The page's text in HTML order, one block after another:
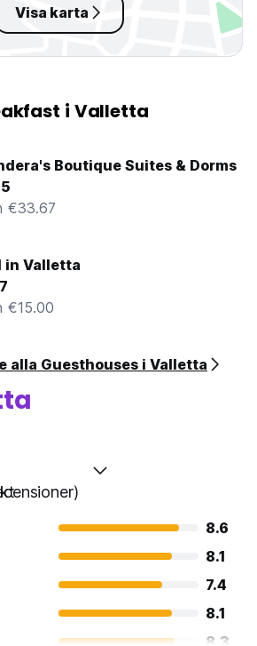
Visa karta
i Valletta
Boutique Suites & Dorms
€33.67
in Valletta
€15.00
alla Guesthouses i Valletta
8.6
8.1
7.4
8.1
8.3